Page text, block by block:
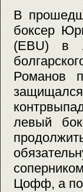
В
боксер
(EBU) в
Романов
левый
Цофф, а